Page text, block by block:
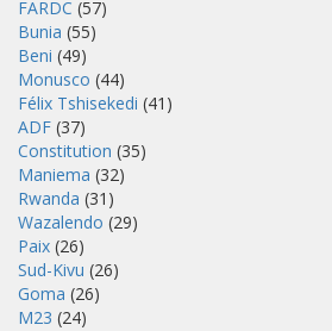
FARDC (57)
Bunia (55)
Beni (49)
Monusco (44)
Félix Tshisekedi (41)
ADF (37)
Constitution (35)
Maniema (32)
Rwanda (31)
Wazalendo (29)
Paix (26)
Sud-Kivu (26)
Goma (26)
M23 (24)